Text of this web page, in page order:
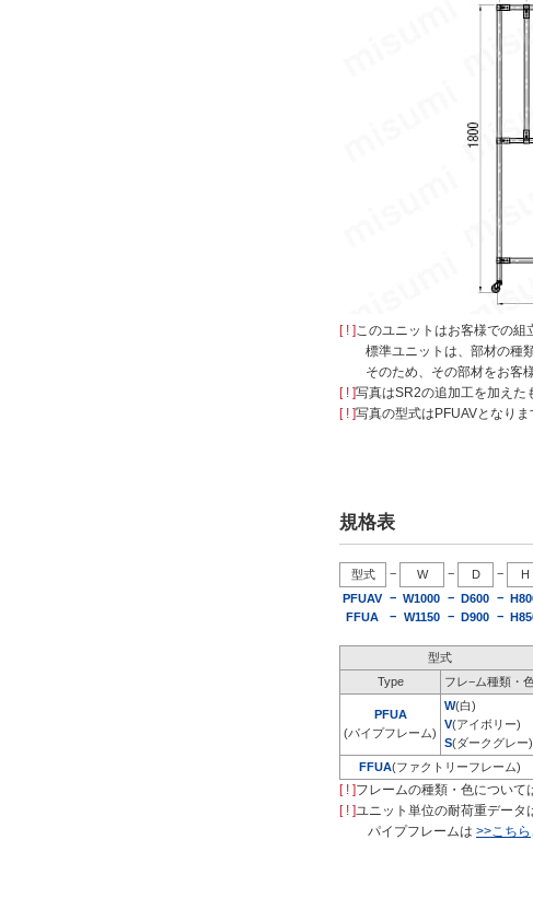
[ ! ]このユニットはお客様での組
標準ユニットは、部材の種
そのため、その部材をお客
[ ! ]写真はSR2の追加工を加えた
[ ! ]写真の型式はPFUAVとなりま
規格表
型式 − W − D −
H
PFUAV
FFUA
−
−
W1000
W1150
−
−
D600
D900
−
−
型式
Type フレ−ム種類・色
PFUA
(パイプフレーム)
W(白)
V(アイボリー)
S(ダークグレー)
FFUA(ファクトリーフレーム)
[ ! ]フレームの種類・色について
[ ! ]ユニット単位の耐荷重データ
パイプフレームは >>こちら